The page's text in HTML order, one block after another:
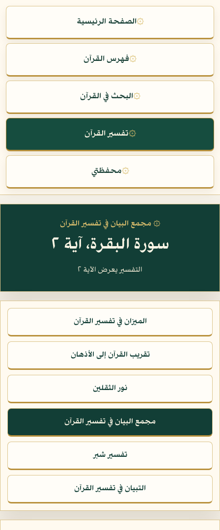
۞الصفحة الرئيسية
۞فهرس القرآن
۞البحث في القرآن
۞تفسير القرآن
۞محفظتي
۞ مجمع البيان في تفسير القرآن
سورة البقرة، آية ٢
التفسير يعرض الآية ٢
الميزان في تفسير القرآن
تقريب القرآن إلى الأذهان
نور الثقلين
مجمع البيان في تفسير القرآن
تفسير شبر
التبيان في تفسير القرآن